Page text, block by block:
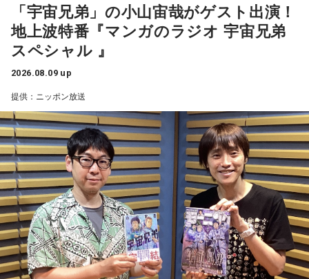
「宇宙兄弟」の小山宙哉がゲスト出演！
地上波特番『マンガのラジオ 宇宙兄弟
スペシャル 』
2026.08.09 up
提供：ニッポン放送